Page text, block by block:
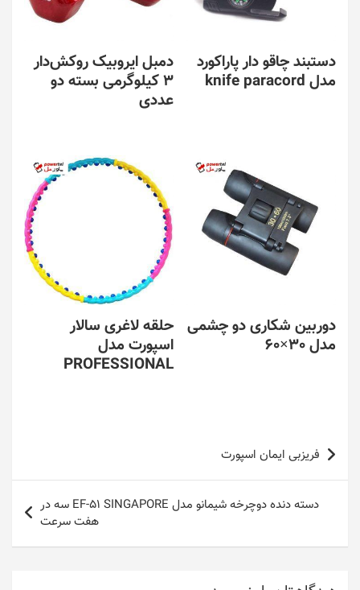
دستبند چاقو دار پاراکورد
مدل knife paracord
دمبل ایروبیک روکش‌دار
3 کیلوگرمی بسته دو
عددی
دوربین شکاری دو چشمی
مدل 30×60
حلقه لاغری سالار
اسپورت مدل
PROFESSIONAL
راهبری
نوشته
فریزبی ایمان اسپورت
دسته دنده دوچرخه شیمانو مدل EF-51 SINGAPORE سه در
هفت سرعت